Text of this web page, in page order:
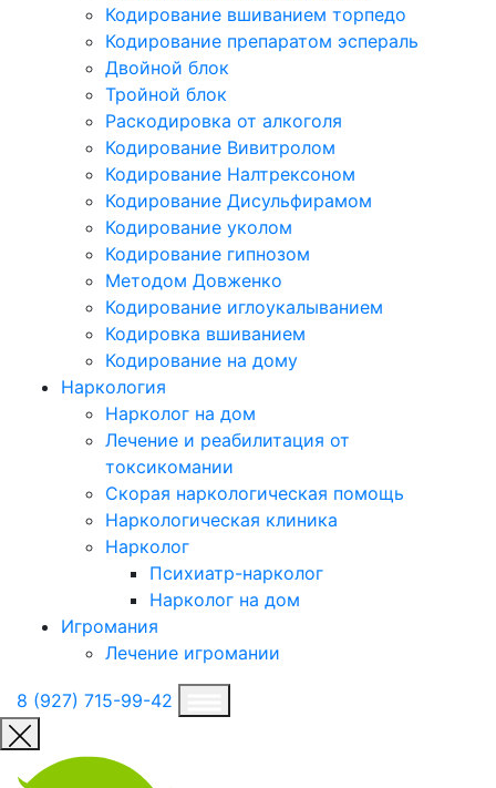
Кодирование вшиванием торпедо
Кодирование препаратом эспераль
Двойной блок
Тройной блок
Раскодировка от алкоголя
Кодирование Вивитролом
Кодирование Налтрексоном
Кодирование Дисульфирамом
Кодирование уколом
Кодирование гипнозом
Методом Довженко
Кодирование иглоукалыванием
Кодировка вшиванием
Кодирование на дому
Наркология
Нарколог на дом
Лечение и реабилитация от
токсикомании
Скорая наркологическая помощь
Наркологическая клиника
Нарколог
Психиатр-нарколог
Нарколог на дом
Игромания
Лечение игромании
8 (927) 715-99-42